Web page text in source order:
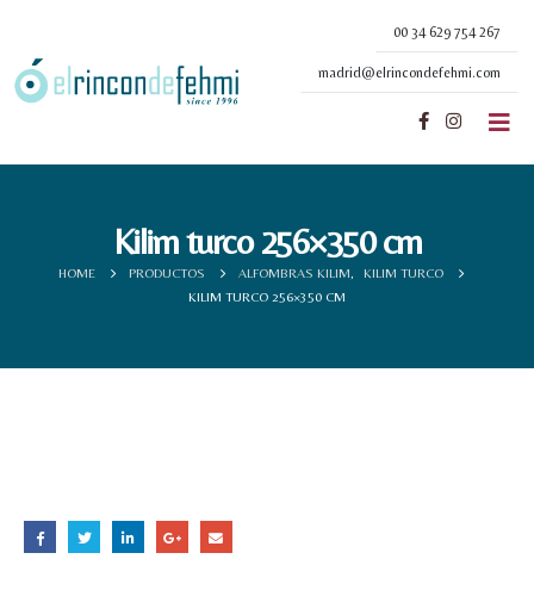
00 34 629 754 267
madrid@elrincondefehmi.com
Kilim turco 256×350 cm
HOME PRODUCTOS ALFOMBRAS KILIM
KILIM TURCO
KILIM TURCO 256×350 CM